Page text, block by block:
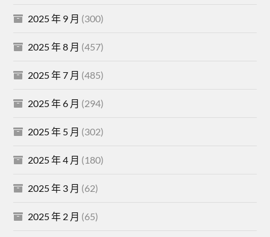
2025 年 9 月 (300)
2025 年 8 月 (457)
2025 年 7 月 (485)
2025 年 6 月 (294)
2025 年 5 月 (302)
2025 年 4 月 (180)
2025 年 3 月 (62)
2025 年 2 月 (65)